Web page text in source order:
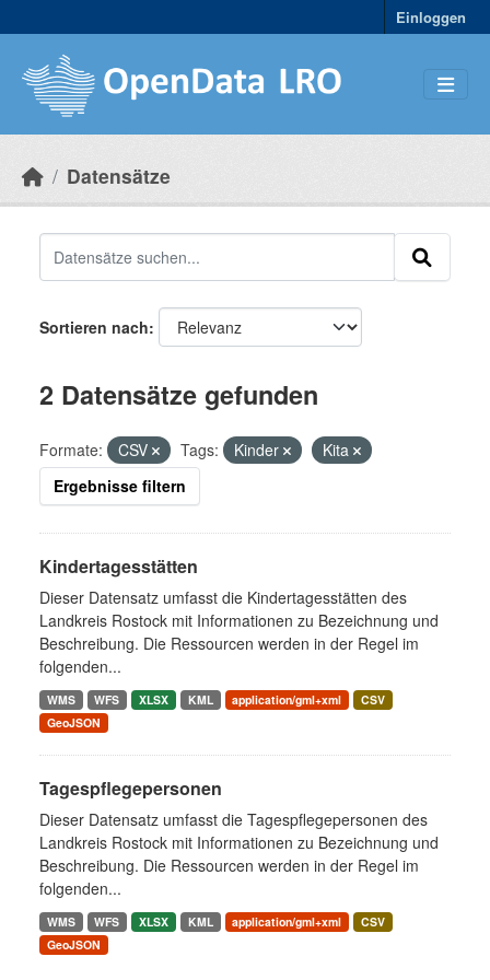
Einloggen
Datensätze
Sortieren nach
2 Datensätze gefunden
Formate: CSV Tags: Kinder
Kita
Ergebnisse filtern
Kindertagesstätten
Dieser Datensatz umfasst die Kindertagesstätten des
Landkreis Rostock mit Informationen zu Bezeichnung und
Beschreibung. Die Ressourcen werden in der Regel im
folgenden...
WMS WFS XLSX KML application/gml+xml
CSV
GeoJSON
Tagespflegepersonen
Dieser Datensatz umfasst die Tagespflegepersonen des
Landkreis Rostock mit Informationen zu Bezeichnung und
Beschreibung. Die Ressourcen werden in der Regel im
folgenden...
WMS WFS XLSX KML application/gml+xml
CSV
GeoJSON